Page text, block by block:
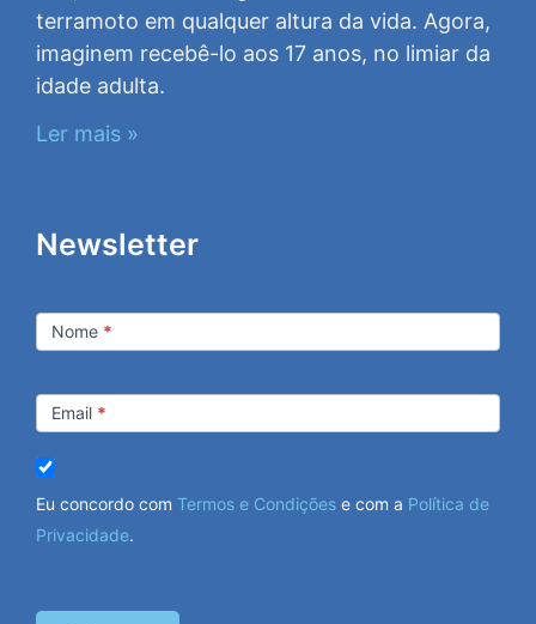
terramoto em qualquer altura da vida. Agora,
imaginem recebê-lo aos 17 anos, no limiar da
idade adulta.
Ler mais »
Newsletter
Nome *
Email *
Eu concordo com Termos e Condições e com a Política de
Privacidade.